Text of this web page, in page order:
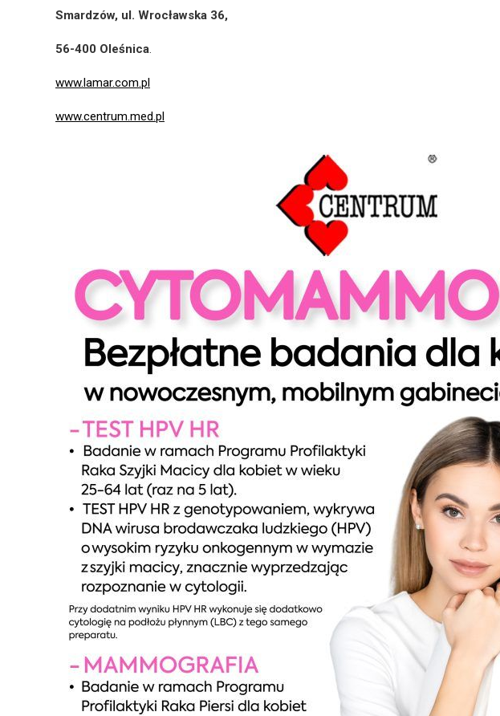
Smardzów, ul. Wrocławska 36,
56-400 Oleśnica.
www.lamar.com.pl
www.centrum.med.pl